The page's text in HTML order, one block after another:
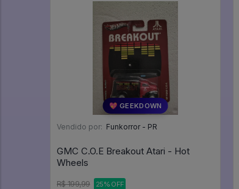
💖 GEEKDOWN
Vendido por: Funkorror - PR
GMC C.O.E Breakout Atari - Hot
Wheels
R$ 199,99 25% OFF